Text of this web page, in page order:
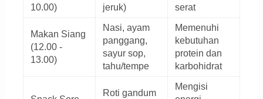
10.00)
jeruk)
serat
Makan Siang
(12.00 -
13.00)
Nasi, ayam
panggang,
sayur sop,
tahu/tempe
Memenuhi
kebutuhan
protein dan
karbohidrat
Roti gandum
Mengisi